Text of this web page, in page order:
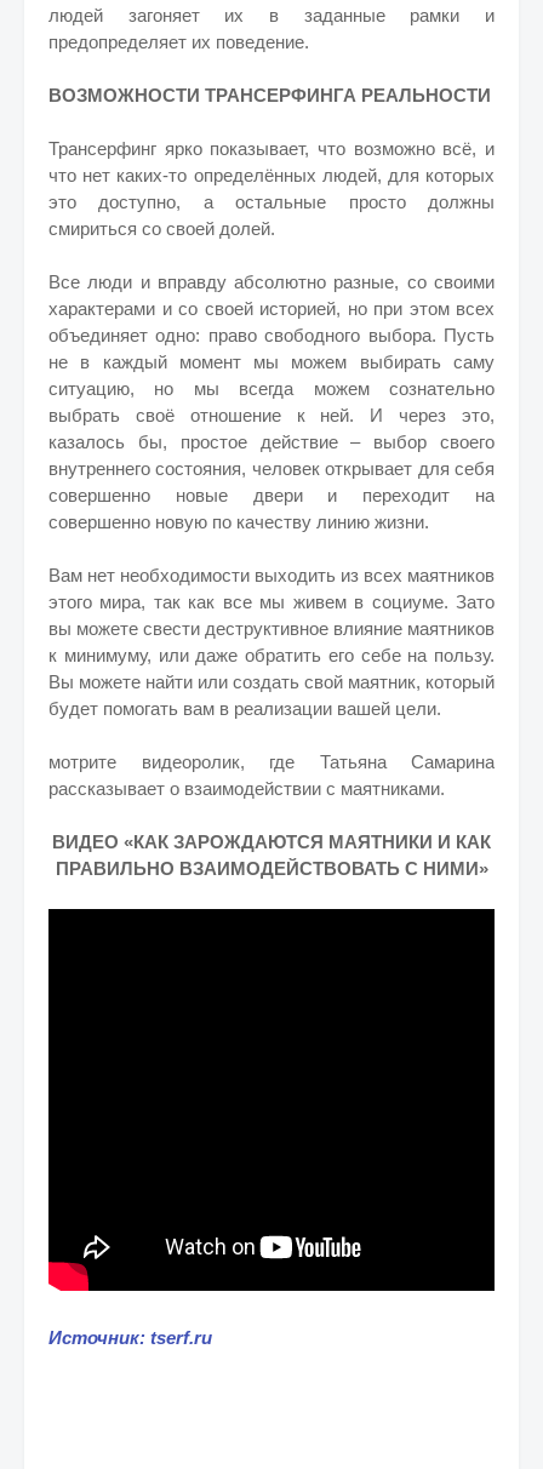
людей загоняет их в заданные рамки и
предопределяет их поведение.
ВОЗМОЖНОСТИ ТРАНСЕРФИНГА РЕАЛЬНОСТИ
Трансерфинг ярко показывает, что возможно всё, и
что нет каких-то определённых людей, для которых
это доступно, а остальные просто должны
смириться со своей долей.
Все люди и вправду абсолютно разные, со своими
характерами и со своей историей, но при этом всех
объединяет одно: право свободного выбора. Пусть
не в каждый момент мы можем выбирать саму
ситуацию, но мы всегда можем сознательно
выбрать своё отношение к ней. И через это,
казалось бы, простое действие – выбор своего
внутреннего состояния, человек открывает для себя
совершенно новые двери и переходит на
совершенно новую по качеству линию жизни.
Вам нет необходимости выходить из всех маятников
этого мира, так как все мы живем в социуме. Зато
вы можете свести деструктивное влияние маятников
к минимуму, или даже обратить его себе на пользу.
Вы можете найти или создать свой маятник, который
будет помогать вам в реализации вашей цели.
мотрите видеоролик, где Татьяна Самарина
рассказывает о взаимодействии с маятниками.
ВИДЕО «КАК ЗАРОЖДАЮТСЯ МАЯТНИКИ И КАК
ПРАВИЛЬНО ВЗАИМОДЕЙСТВОВАТЬ С НИМИ»
Источник: tserf.ru